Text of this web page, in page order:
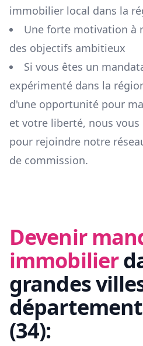
immobilier local dans la
Une forte motivation à
des objectifs ambitieux
Si vous êtes un
expérimenté dans la
d'une opportunité pour
et votre liberté, nous
pour rejoindre notre
de commission.
Devenir
immobilier
grandes
département
(34):